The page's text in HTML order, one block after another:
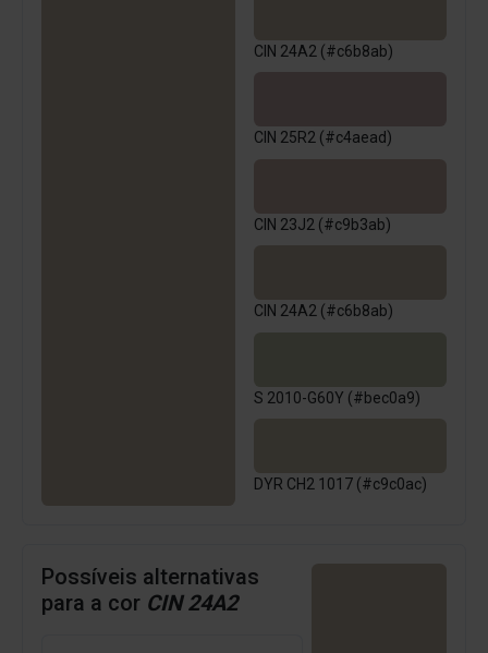
CIN 24A2 (#c6b8ab)
CIN 25R2 (#c4aead)
CIN 23J2 (#c9b3ab)
CIN 24A2 (#c6b8ab)
S 2010-G60Y (#bec0a9)
DYR CH2 1017 (#c9c0ac)
Possíveis alternativas
para a cor CIN 24A2